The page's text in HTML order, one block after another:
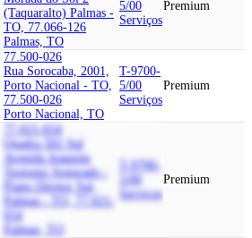
(Taquaralto) Palmas -
TO, 77.066-126
Palmas, TO
5/00
Serviços
Premium
77.500-026
Rua Sorocaba, 2001,
Porto Nacional - TO,
77.500-026
Porto Nacional, TO
T-9700-
5/00
Serviços
Premium
77.021-654
Quadra 502 Sul
Avenida Joaquim
Teotonio Segurado -
Plano Diretor Sul,
Palmas - TO, 77.021-
654
Palmas, TO
T-9700-
Serviços
Premium